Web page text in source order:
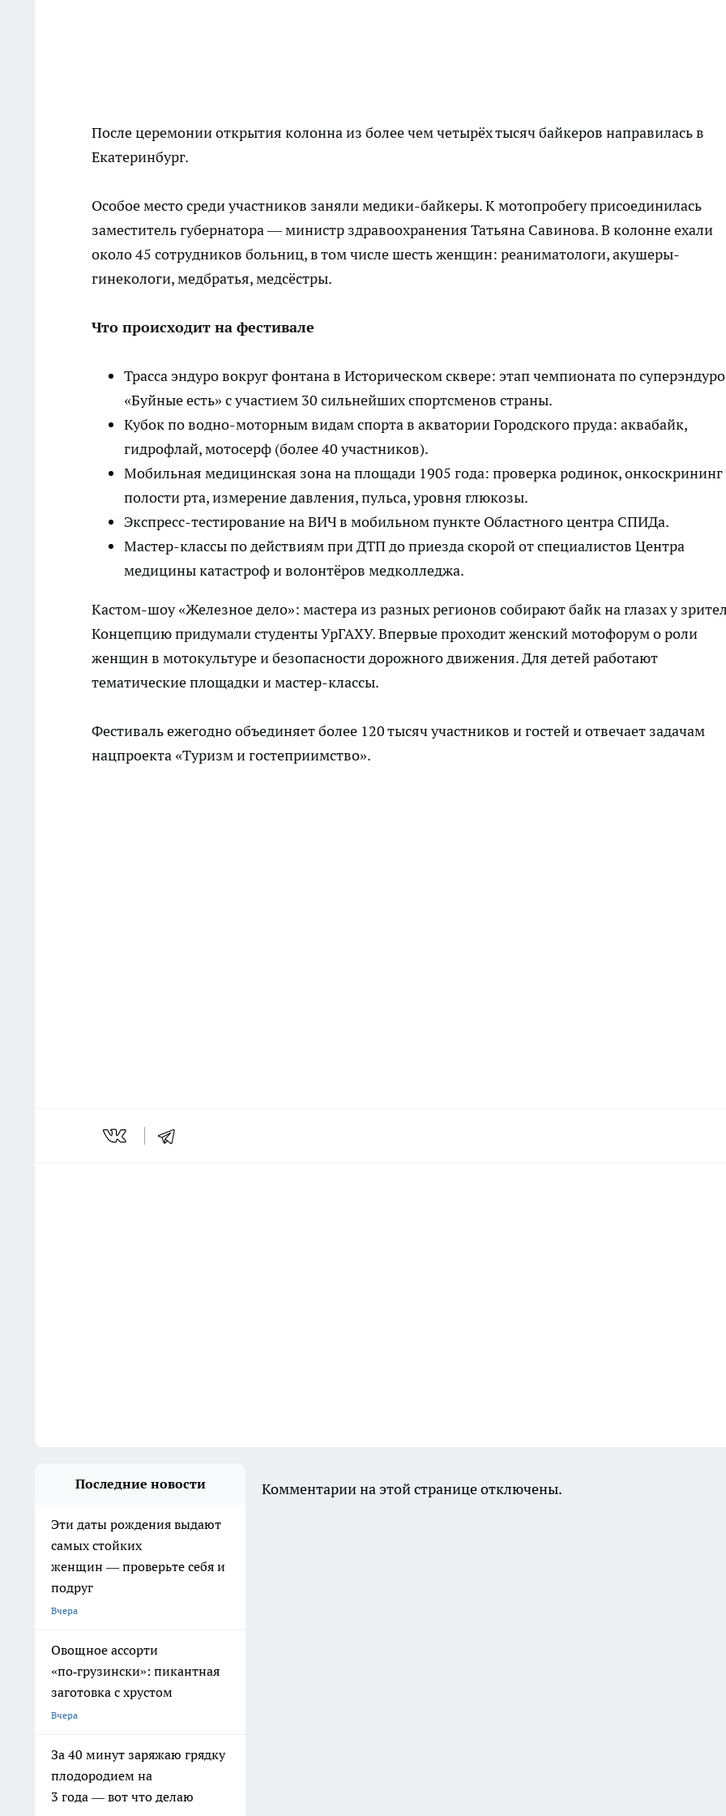
После церемонии открытия колонна из более чем четырёх тысяч байкеров направилась в
Екатеринбург.
Особое место среди участников заняли медики-байкеры. К мотопробегу присоединилась
заместитель губернатора — министр здравоохранения Татьяна Савинова. В колонне ехали
около 45 сотрудников больниц, в том числе шесть женщин: реаниматологи, акушеры-
гинекологи, медбратья, медсёстры.
Что происходит на фестивале
Трасса эндуро вокруг фонтана в Историческом сквере: этап чемпионата по суперэндуро
«Буйные есть» с участием 30 сильнейших спортсменов страны.
Кубок по водно-моторным видам спорта в акватории Городского пруда: аквабайк,
гидрофлай, мотосерф (более 40 участников).
Мобильная медицинская зона на площади 1905 года: проверка родинок, онкоскрининг
полости рта, измерение давления, пульса, уровня глюкозы.
Экспресс-тестирование на ВИЧ в мобильном пункте Областного центра СПИДа.
Мастер-классы по действиям при ДТП до приезда скорой от специалистов Центра
медицины катастроф и волонтёров медколледжа.
Кастом-шоу «Железное дело»: мастера из разных регионов собирают байк на глазах у
Концепцию придумали студенты УрГАХУ. Впервые проходит женский мотофорум о роли
женщин в мотокультуре и безопасности дорожного движения. Для детей работают
тематические площадки и мастер-классы.
Фестиваль ежегодно объединяет более 120 тысяч участников и гостей и отвечает задачам
нацпроекта «Туризм и гостеприимство».
Последние новости
Эти даты рождения выдают
самых стойких
женщин — проверьте себя и
подруг
Вчера
Овощное ассорти
«по‑грузински»: пикантная
заготовка с хрустом
Вчера
За 40 минут заряжаю грядку
плодородием на
3 года — вот что делаю
Комментарии на этой странице отключены.